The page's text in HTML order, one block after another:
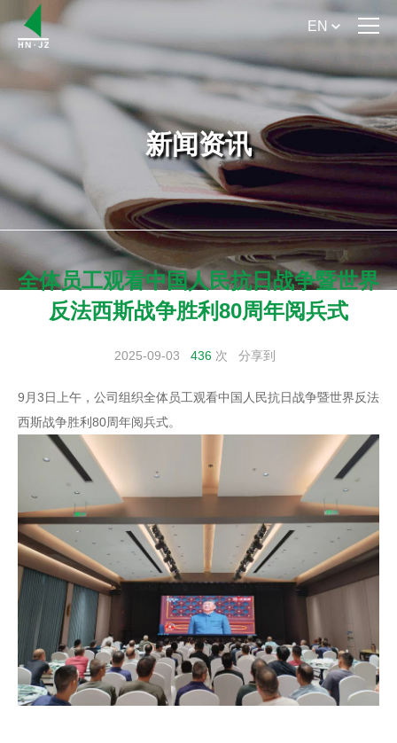
首 页
关于我们
产品介绍
产品手册下载
新闻资讯
服务支持
EN
新闻资讯
全体员工观看中国人民抗日战争暨世界
反法西斯战争胜利80周年阅兵式
2025-09-03 436 次 分享到
9月3日上午，公司组织全体员工观看中国人民抗日战争暨世界反法
西斯战争胜利80周年阅兵式。